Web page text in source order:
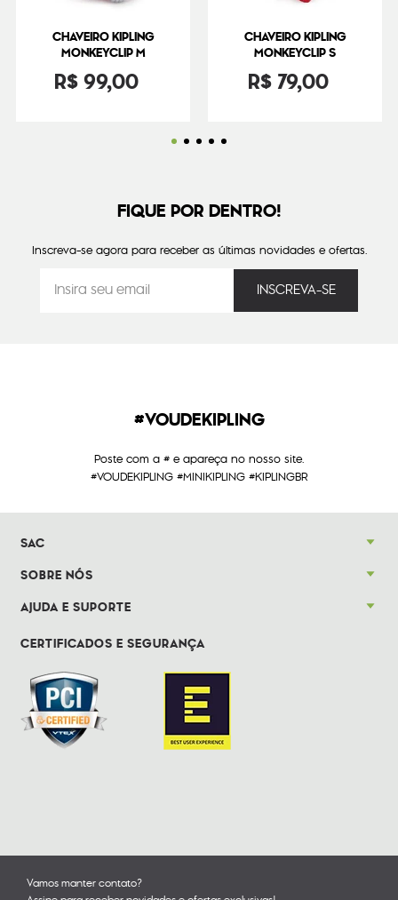
CHAVEIRO KIPLING
MONKEYCLIP M
R$99,00
CHAVEIRO KIPLING
MONKEYCLIP S
R$79,00
FIQUE POR DENTRO!
Inscreva-se agora para receber as últimas novidades e ofertas.
#VOUDEKIPLING
Poste com a # e apareça no nosso site.
#VOUDEKIPLING #MINIKIPLING #KIPLINGBR
SAC
SOBRE NÓS
AJUDA E SUPORTE
CERTIFICADOS E SEGURANÇA
Vamos manter contato?